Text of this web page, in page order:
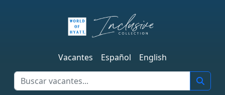
Vacantes Español English